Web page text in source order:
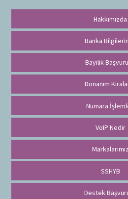
Hakkımızda
Banka
Bayilik
Donanım
Numara
VoIP Nedir
Markalarımız
SSHYB
Destek